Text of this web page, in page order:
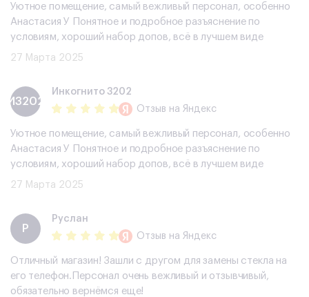
Уютное помещение, самый вежливый персонал, особенно
Анастасия У Понятное и подробное разъяснение по
условиям, хороший набор допов, всë в лучшем виде
27 Марта 2025
И3202
Инкогнито 3202
Отзыв на Яндекс
Уютное помещение, самый вежливый персонал, особенно
Анастасия У Понятное и подробное разъяснение по
условиям, хороший набор допов, всë в лучшем виде
27 Марта 2025
Р
Руслан
Отзыв на Яндекс
Отличный магазин! Зашли с другом для замены стекла на
его телефон.Персонал очень вежливый и отзывчивый,
обязательно вернёмся еще!